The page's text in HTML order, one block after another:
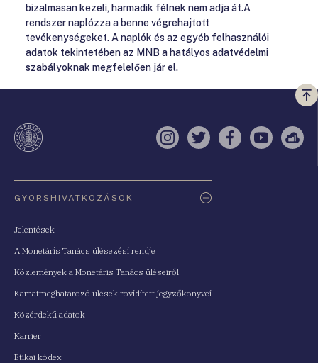
bizalmasan kezeli, harmadik félnek nem adja át.A
rendszer naplózza a benne végrehajtott
tevékenységeket. A naplók és az egyéb felhasználói
adatok tekintetében az MNB a hatályos adatvédelmi
szabályoknak megfelelően jár el.
a
Instagram
TwitterFacebook
YouTube
GYORSHIVATKOZÁSOK
Jelentések
A Monetáris Tanács ülésezési rendje
Közlemények a Monetáris Tanács üléseiről
Kamatmeghatározó ülések rövidített jegyzőkönyvei
Közérdekű adatok
Karrier
Etikai kódex